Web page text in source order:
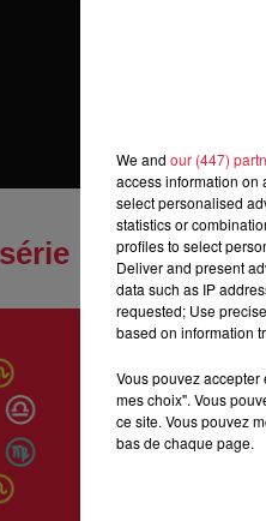
Horoscope
Horoscope du
We and our (447)
access information on
select personalised
statistics or
profiles to select
Deliver and present
data such as IP
requested; Use
based on information
Vous pouvez
mes choix". Vous
ce site. Vous pouvez
bas de chaque page.